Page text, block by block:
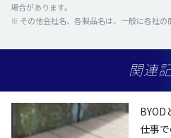
場合があります。
※ その他会社名、各製品名は、一般に各社の
関連
BYOD
仕事